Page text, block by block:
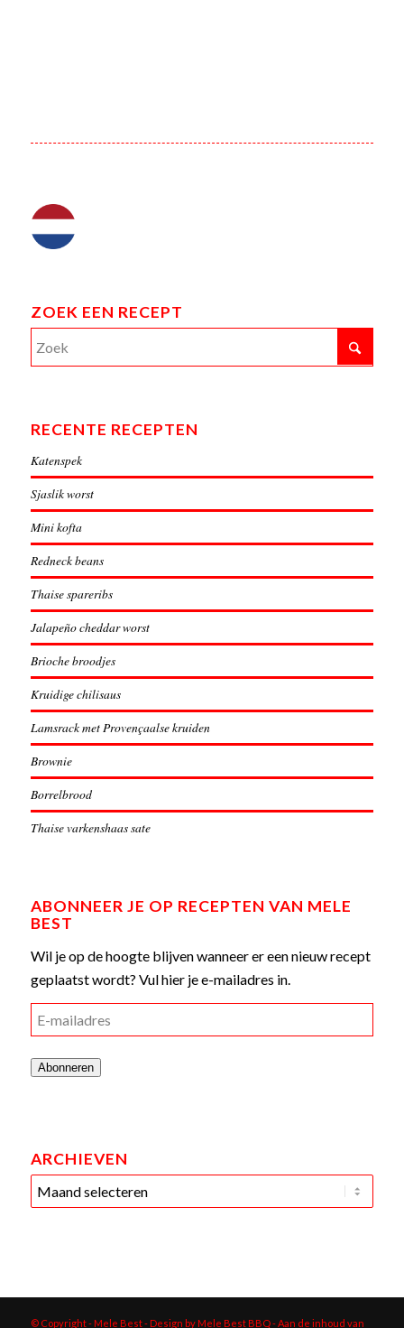
ZOEK EEN RECEPT
RECENTE RECEPTEN
Katenspek
Sjaslik worst
Mini kofta
Redneck beans
Thaise spareribs
Jalapeño cheddar worst
Brioche broodjes
Kruidige chilisaus
Lamsrack met Provençaalse kruiden
Brownie
Borrelbrood
Thaise varkenshaas sate
ABONNEER JE OP RECEPTEN VAN MELE
BEST
Wil je op de hoogte blijven wanneer er een nieuw recept
geplaatst wordt? Vul hier je e-mailadres in.
E-
mailadres
Abonneren
ARCHIEVEN
© Copyright - Mele Best - Design by Mele Best BBQ- Aan de inhoud van